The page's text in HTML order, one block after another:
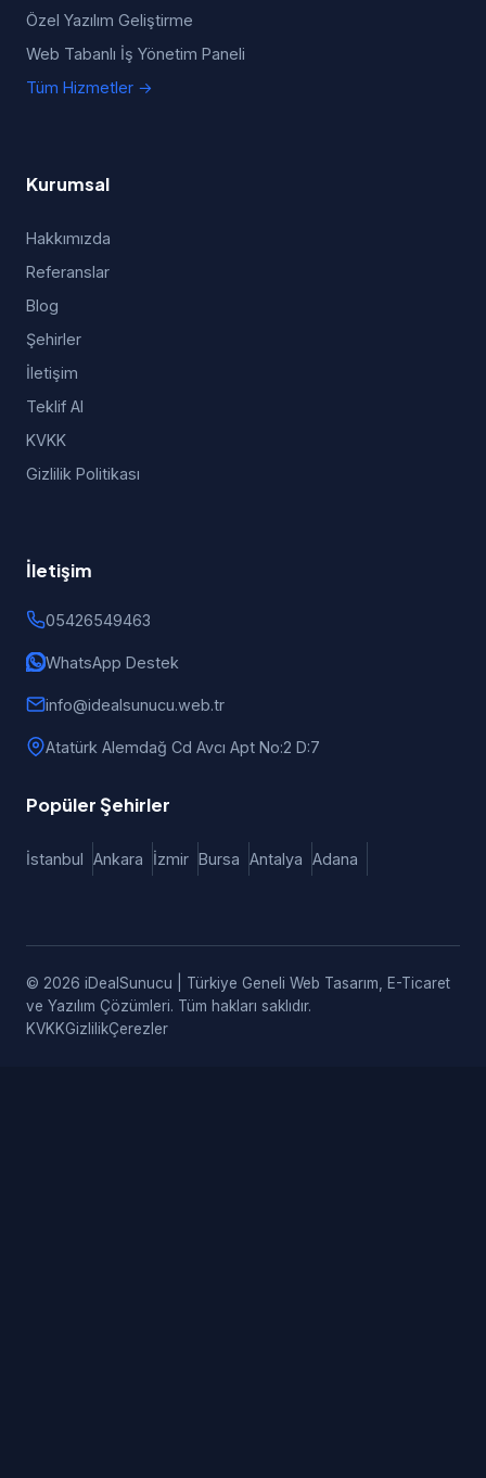
Özel Yazılım Geliştirme
Web Tabanlı İş Yönetim Paneli
Tüm Hizmetler →
Kurumsal
Hakkımızda
Referanslar
Blog
Şehirler
İletişim
Teklif Al
KVKK
Gizlilik Politikası
İletişim
05426549463
WhatsApp Destek
info@idealsunucu.web.tr
Atatürk Alemdağ Cd Avcı Apt No:2 D:7
Popüler Şehirler
İstanbul Ankara İzmir Bursa Antalya Adana
© 2026 iDealSunucu | Türkiye Geneli Web Tasarım, E-Ticaret
ve Yazılım Çözümleri. Tüm hakları saklıdır.
KVKKGizlilikÇerezler